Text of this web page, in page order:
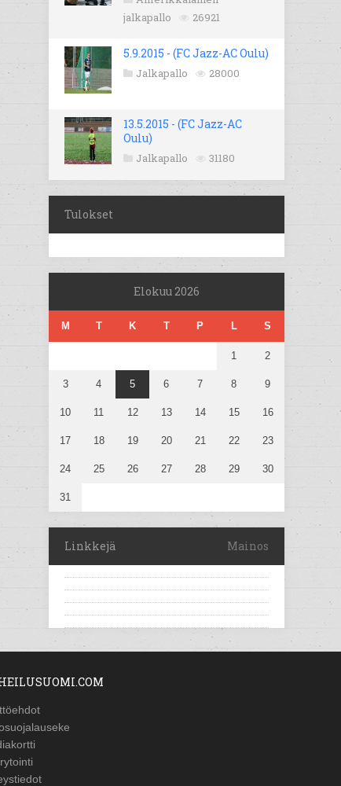
jalkapallo
26921
5.9.2015 - (FC Jazz-AC Oulu)
Jalkapallo 28000
13.5.2015 - (FC Jazz-AC
Oulu)
Jalkapallo 31180
Tulokset
Elokuu 2026
M T K T P L S
1 2
3 4 5 6 7 8 9
10 11 12 13 14 15 16
17 18 19 20 21 22 23
24 25 26 27 28 29 30
31
Linkkejä Mainos